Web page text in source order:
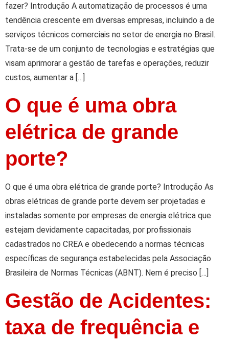
fazer? Introdução A automatização de processos é uma
tendência crescente em diversas empresas, incluindo a de
serviços técnicos comerciais no setor de energia no Brasil.
Trata-se de um conjunto de tecnologias e estratégias que
visam aprimorar a gestão de tarefas e operações, reduzir
custos, aumentar a […]
O que é uma obra
elétrica de grande
porte?
O que é uma obra elétrica de grande porte? Introdução As
obras elétricas de grande porte devem ser projetadas e
instaladas somente por empresas de energia elétrica que
estejam devidamente capacitadas, por profissionais
cadastrados no CREA e obedecendo a normas técnicas
específicas de segurança estabelecidas pela Associação
Brasileira de Normas Técnicas (ABNT). Nem é preciso […]
Gestão de Acidentes:
taxa de frequência e